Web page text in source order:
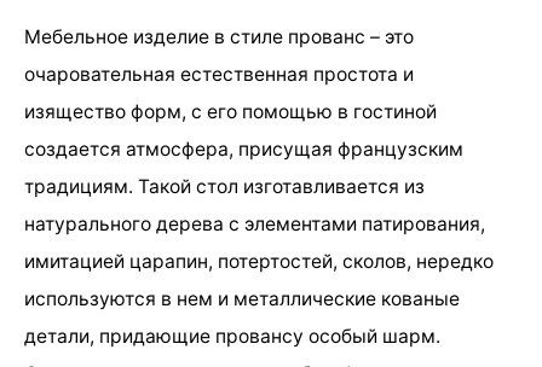
Мебельное изделие в стиле прованс – это
очаровательная естественная простота и
изящество форм, с его помощью в гостиной
создается атмосфера, присущая французским
традициям. Такой стол изготавливается из
натурального дерева с элементами патирования,
имитацией царапин, потертостей, сколов, нередко
используются в нем и металлические кованые
детали, придающие провансу особый шарм.